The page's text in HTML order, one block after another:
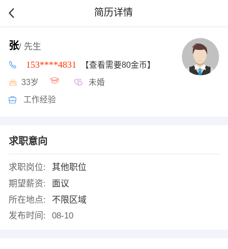
简历详情
张/ 先生
153****4831 【查看需要80金币】
33岁 未婚
工作经验
求职意向
求职岗位:
其他职位
期望薪资:
面议
所在地点:
不限区域
发布时间:
08-10